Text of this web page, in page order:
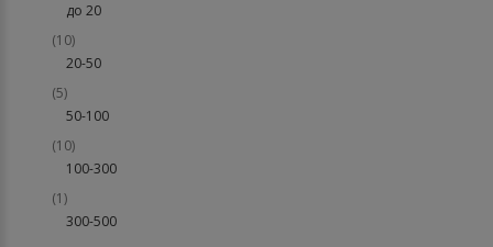
до 20
20-50
(10)
50-100
(5)
100-300
(10)
300-500
(1)